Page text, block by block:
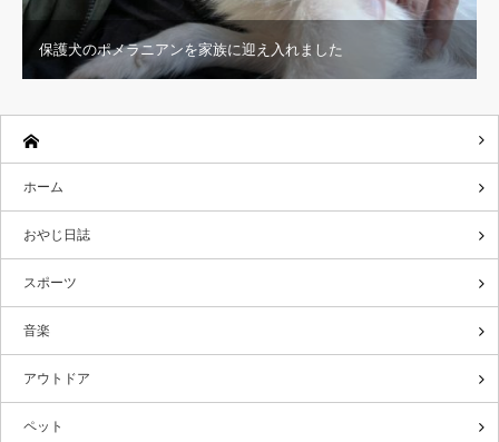
保護犬のポメラニアンを家族に迎え入れました
ホーム
おやじ日誌
スポーツ
音楽
アウトドア
ペット